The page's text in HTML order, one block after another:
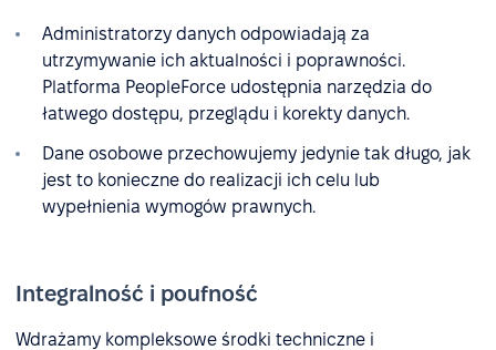
Administratorzy danych odpowiadają za
utrzymywanie ich aktualności i poprawności.
Platforma PeopleForce udostępnia narzędzia do
łatwego dostępu, przeglądu i korekty danych.
Dane osobowe przechowujemy jedynie tak długo, jak
jest to konieczne do realizacji ich celu lub
wypełnienia wymogów prawnych.
Integralność i poufność
Wdrażamy kompleksowe środki techniczne i